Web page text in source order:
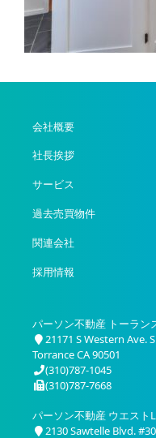
会社概要
社長挨拶
サービス
過去売買物件
関連会社
採用情報
パーソン不動産 トーラン
21171 S Western Ave.
Torrance CA 90501
(310)787-1045
(310)787-7668
パーソン不動産 ウエスト
2130 Sawtelle Blvd.